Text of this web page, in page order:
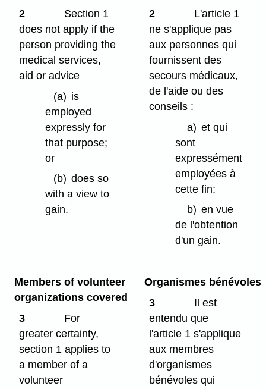
2
Section 1
does not apply if the
person providing the
medical services,
aid or advice
(a) is
employed
expressly for
that purpose;
or
(b) does so
with a view to
gain.
2
L'article 1
ne s'applique pas
aux personnes qui
fournissent des
secours médicaux,
de l'aide ou des
conseils :
a) et qui
sont
expressément
employées à
cette fin;
b) en vue
de l'obtention
d'un gain.
Members of volunteer
organizations covered
3
For
greater certainty,
section 1 applies to
a member of a
volunteer
Organismes bénévoles
3
Il est
entendu que
l'article 1 s'applique
aux membres
d'organismes
bénévoles qui